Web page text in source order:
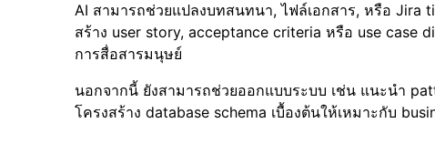
AI สามารถช่วยแปลงบทสนทนา, ไฟล์เอกสาร, หรือ Jira
สร้าง user story, acceptance criteria หรือ use case
การสื่อสารมนุษย์
นอกจากนี้ ยังสามารถช่วยออกแบบระบบ เช่น แนะนำ
โครงสร้าง database schema เบื้องต้นให้เหมาะกับ